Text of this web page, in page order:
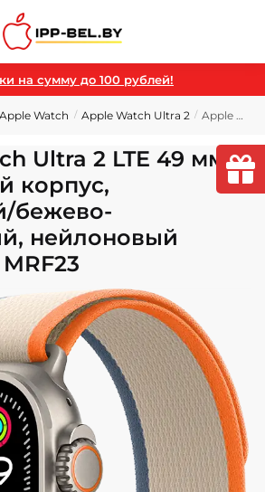
на сумму до 100 рублей!
Watch / Apple Watch Ultra 2 / Apple Watch Ultra 2 LTE 49 мм (титановый корпус, титановый/бежево-оранжевый, нейлоновый ремешок) MRF23
Ultra 2 LTE 49 мм
корпус,
бежево-
нейлоновый